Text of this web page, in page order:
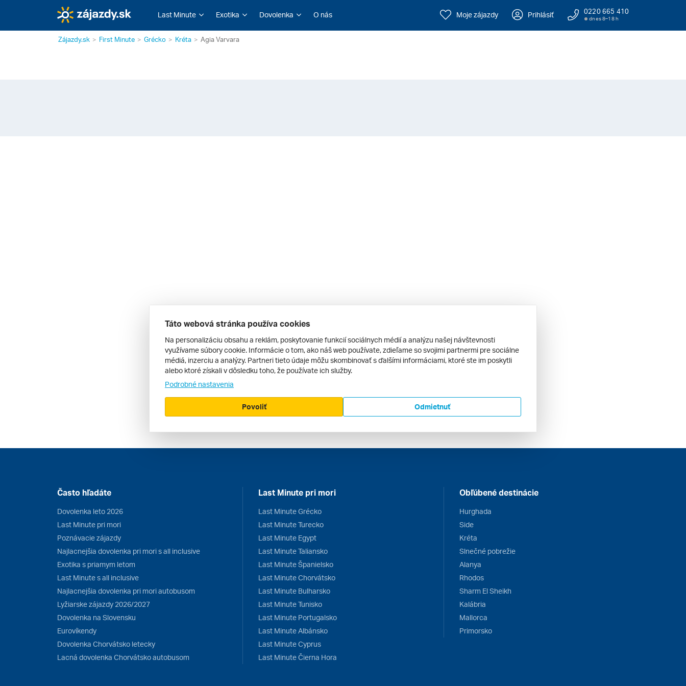
Last Minute Exotika Dovolenka O nás Moje zájazdy Prihlásiť 0220 665 410
dnes 8–18 h
Zájazdy.sk First Minute Grécko Kréta Agia Varvara
Často hľadáte
Dovolenka leto 2026
Last Minute pri mori
Poznávacie zájazdy
Najlacnejšia dovolenka pri mori s all inclusive
Exotika s priamym letom
Last Minute s all inclusive
Najlacnejšia dovolenka pri mori autobusom
Lyžiarske zájazdy 2026/2027
Dovolenka na Slovensku
Eurovíkendy
Dovolenka Chorvátsko letecky
Lacná dovolenka Chorvátsko autobusom
Last Minute pri mori
Last Minute Grécko
Last Minute Turecko
Last Minute Egypt
Last Minute Taliansko
Last Minute Španielsko
Last Minute Chorvátsko
Last Minute Bulharsko
Last Minute Tunisko
Last Minute Portugalsko
Last Minute Albánsko
Last Minute Cyprus
Last Minute Čierna Hora
Obľúbené destinácie
Hurghada
Side
Kréta
Slnečné pobrežie
Alanya
Rhodos
Sharm El Sheikh
Kalábria
Mallorca
Primorsko
Táto webová stránka používa cookies
Na personalizáciu obsahu a reklám, poskytovanie funkcií sociálnych médií a analýzu našej návštevnosti
využívame súbory cookie. Informácie o tom, ako náš web používate, zdieľame so svojimi partnermi pre sociálne
médiá, inzerciu a analýzy. Partneri tieto údaje môžu skombinovať s ďalšími informáciami, ktoré ste im poskytli
alebo ktoré získali v dôsledku toho, že používate ich služby.
Podrobné nastavenia
Odmietnuť
Povoliť